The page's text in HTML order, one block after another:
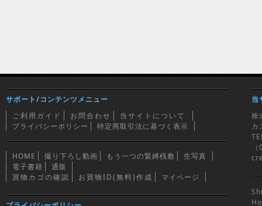
サポート/コンテンツメニュー
ご利用ガイド
お問合わせ
当サイトについて
プライバシーポリシー
特定商取引法に基づく表示
HOME 撮り下ろし動画 もう一つの緊縛桟敷
生写真
電子書籍
通販
買物カゴの確認
お買物ID(無料)作成 マイページ
当
株
カ